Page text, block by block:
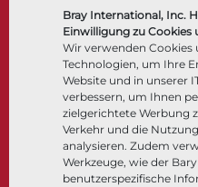
Bray International, Inc.
Einwilligung zu Cookies
Wir verwenden Cookies
Technologien, um Ihre
Website und in unserer
verbessern, um Ihnen
zielgerichtete Werbung
Verkehr und die
analysieren. Zudem
Werkzeuge, wie der
benutzerspezifische
Regelarmaturen
Rückschlagklappen
Antriebe | Betätigungen
Steuer- und Regeltechnik
Tieftemperatur​​​​​​​
Unternehmen
Über
Standorte